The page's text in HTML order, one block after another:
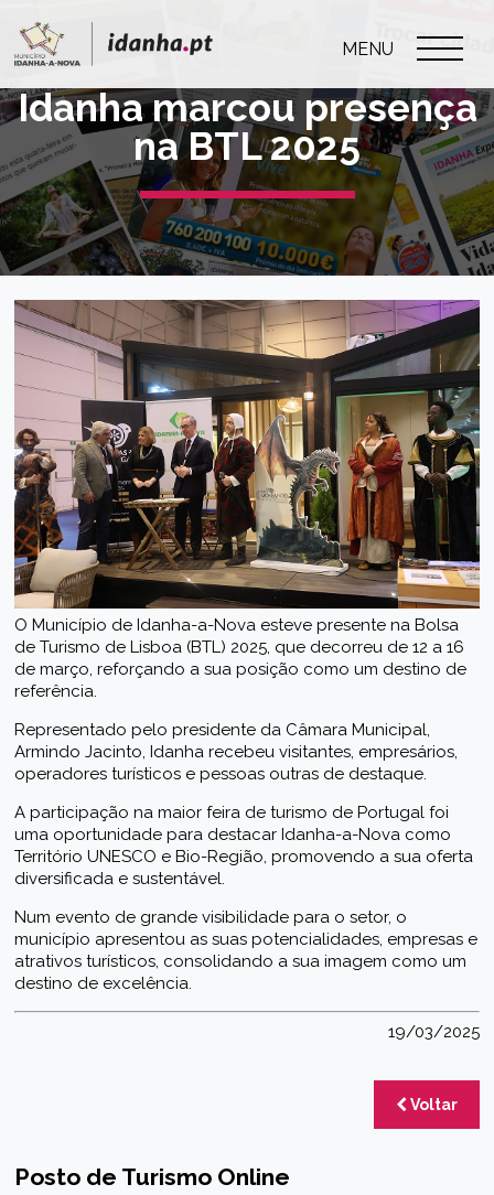
MENU
Idanha marcou presença
na BTL 2025
O Município de Idanha-a-Nova esteve presente na Bolsa
de Turismo de Lisboa (BTL) 2025, que decorreu de 12 a 16
de março, reforçando a sua posição como um destino de
referência.
Representado pelo presidente da Câmara Municipal,
Armindo Jacinto, Idanha recebeu visitantes, empresários,
operadores turísticos e pessoas outras de destaque.
A participação na maior feira de turismo de Portugal foi
uma oportunidade para destacar Idanha-a-Nova como
Território UNESCO e Bio-Região, promovendo a sua oferta
diversificada e sustentável.
Num evento de grande visibilidade para o setor, o
município apresentou as suas potencialidades, empresas e
atrativos turísticos, consolidando a sua imagem como um
destino de excelência.
19/03/2025
Voltar
Posto de Turismo Online